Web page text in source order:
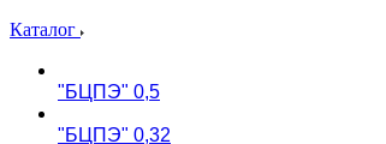
Каталог
"БЦПЭ" 0,5
"БЦПЭ" 0,32